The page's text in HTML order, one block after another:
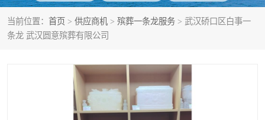
当前位置： 首页 > 供应商机 > 殡葬一条龙服务 > 武汉硚口区白事一
条龙 武汉圆意殡葬有限公司
武汉市阳逻九龙宫陵园 石门峰人文纪念园